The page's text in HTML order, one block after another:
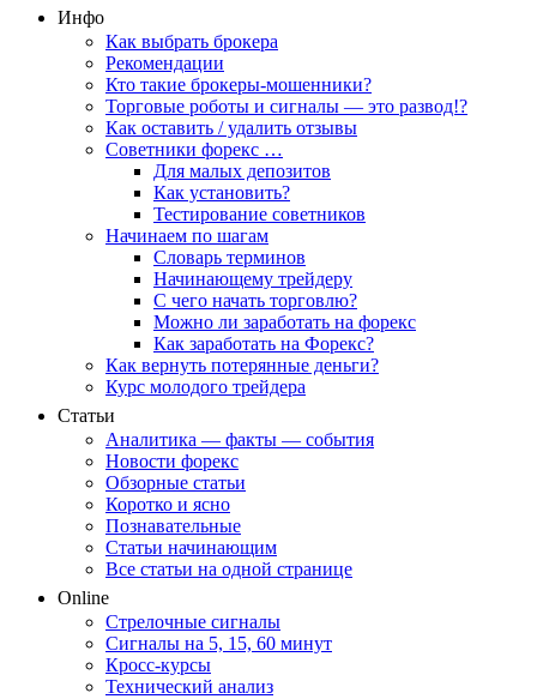
Инфо
Как выбрать брокера
Рекомендации
Кто такие брокеры-мошенники?
Торговые роботы и сигналы — это развод!?
Как оставить / удалить отзывы
Советники форекс …
Для малых депозитов
Как установить?
Тестирование советников
Начинаем по шагам
Словарь терминов
Начинающему трейдеру
С чего начать торговлю?
Можно ли заработать на форекс
Как заработать на Форекс?
Как вернуть потерянные деньги?
Курс молодого трейдера
Статьи
Аналитика — факты — события
Новости форекс
Обзорные статьи
Коротко и ясно
Познавательные
Статьи начинающим
Все статьи на одной странице
Online
Стрелочные сигналы
Сигналы на 5, 15, 60 минут
Кросс-курсы
Технический анализ